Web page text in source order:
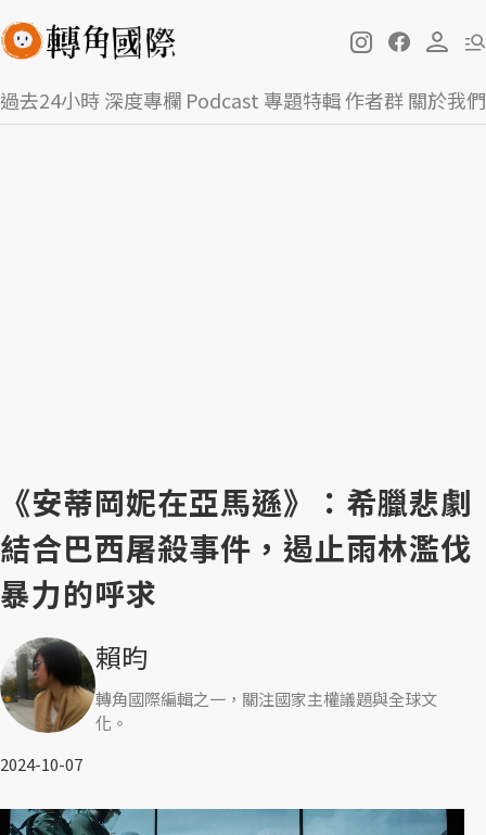
過去24小時深度專欄 Podcast 專題特輯作者群關於我們
《安蒂岡妮在亞馬遜》：希臘悲劇
結合巴西屠殺事件，遏止雨林濫伐
暴力的呼求
賴昀
轉角國際編輯之一，關注國家主權議題與全球文
化。
2024-10-07